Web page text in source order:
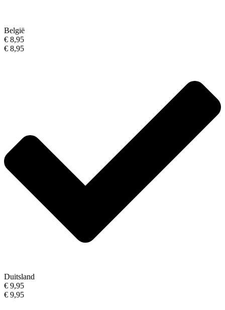
België
€ 8,95
€ 8,95
Duitsland
€ 9,95
€ 9,95